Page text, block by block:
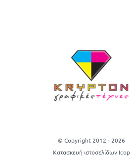
© Copyright 2012 - 2026
Κατασκευή ιστοσελίδων Icop